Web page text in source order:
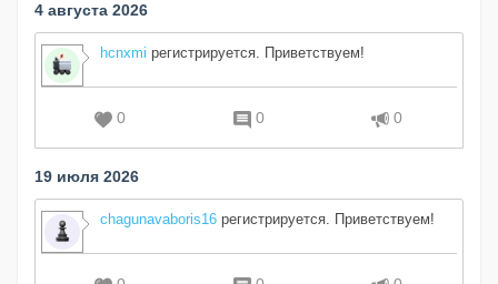
4 августа 2026
hcnxmi регистрируется. Приветствуем!
0 0 0
19 июля 2026
chagunavaboris16 регистрируется. Приветствуем!